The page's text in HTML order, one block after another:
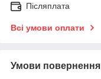
Післяплата
Всі умови оплати
Умови повернення